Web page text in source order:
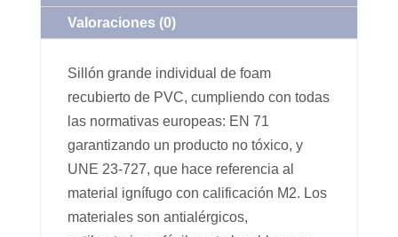
Valoraciones (0)
Sillón grande individual de foam
recubierto de PVC, cumpliendo con todas
las normativas europeas: EN 71
garantizando un producto no tóxico, y
UNE 23-727, que hace referencia al
material ignífugo con calificación M2. Los
materiales son antialérgicos,